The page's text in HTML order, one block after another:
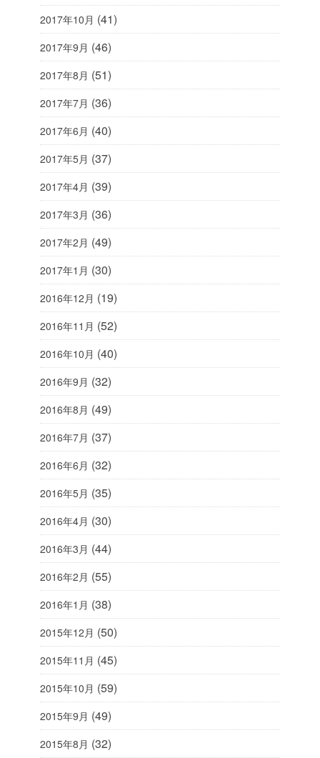
2017年10月 (41)
2017年9月 (46)
2017年8月 (51)
2017年7月 (36)
2017年6月 (40)
2017年5月 (37)
2017年4月 (39)
2017年3月 (36)
2017年2月 (49)
2017年1月 (30)
2016年12月 (19)
2016年11月 (52)
2016年10月 (40)
2016年9月 (32)
2016年8月 (49)
2016年7月 (37)
2016年6月 (32)
2016年5月 (35)
2016年4月 (30)
2016年3月 (44)
2016年2月 (55)
2016年1月 (38)
2015年12月 (50)
2015年11月 (45)
2015年10月 (59)
2015年9月 (49)
2015年8月 (32)